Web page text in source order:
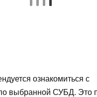
ознакомиться с
выбранной СУБД. Это